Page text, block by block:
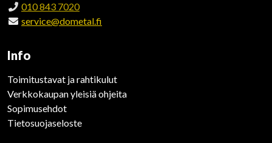
010 843 7020
service@dometal.fi
Info
Toimitustavat ja rahtikulut
Verkkokaupan yleisiä ohjeita
Sopimusehdot
Tietosuojaseloste